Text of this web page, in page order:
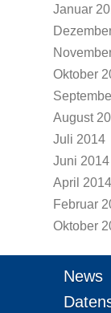
Januar
Oktober
August
Juli 2014
Juni 2014
April 2014
Februar
Oktober
News